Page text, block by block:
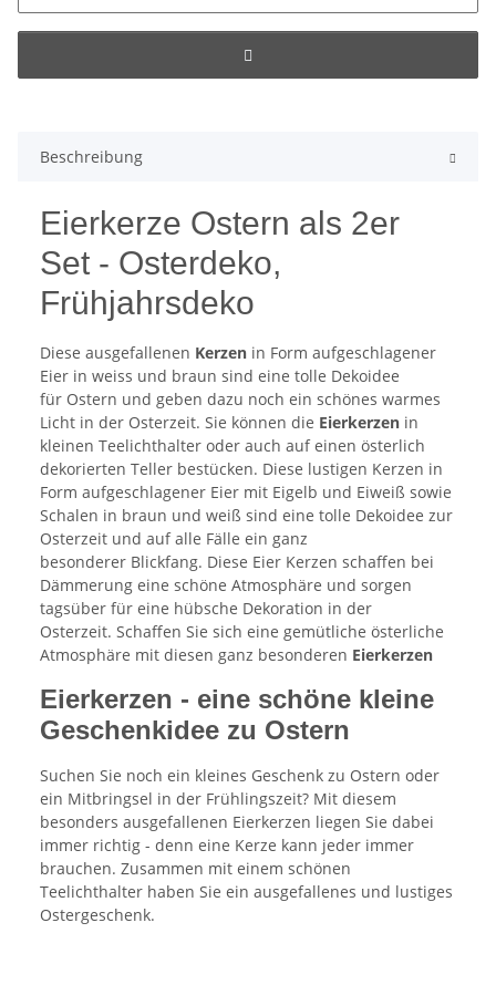
Beschreibung
Eierkerze Ostern als 2er
Set - Osterdeko,
Frühjahrsdeko
Diese ausgefallenen Kerzen in Form aufgeschlagener
Eier in weiss und braun sind eine tolle Dekoidee
für Ostern und geben dazu noch ein schönes warmes
Licht in der Osterzeit. Sie können die Eierkerzen in
kleinen Teelichthalter oder auch auf einen österlich
dekorierten Teller bestücken. Diese lustigen Kerzen in
Form aufgeschlagener Eier mit Eigelb und Eiweiß sowie
Schalen in braun und weiß sind eine tolle Dekoidee zur
Osterzeit und auf alle Fälle ein ganz
besonderer Blickfang. Diese Eier Kerzen schaffen bei
Dämmerung eine schöne Atmosphäre und sorgen
tagsüber für eine hübsche Dekoration in der
Osterzeit. Schaffen Sie sich eine gemütliche österliche
Atmosphäre mit diesen ganz besonderen Eierkerzen
Eierkerzen - eine schöne kleine
Geschenkidee zu Ostern
Suchen Sie noch ein kleines Geschenk zu Ostern oder
ein Mitbringsel in der Frühlingszeit? Mit diesem
besonders ausgefallenen Eierkerzen liegen Sie dabei
immer richtig - denn eine Kerze kann jeder immer
brauchen. Zusammen mit einem schönen
Teelichthalter haben Sie ein ausgefallenes und lustiges
Ostergeschenk.